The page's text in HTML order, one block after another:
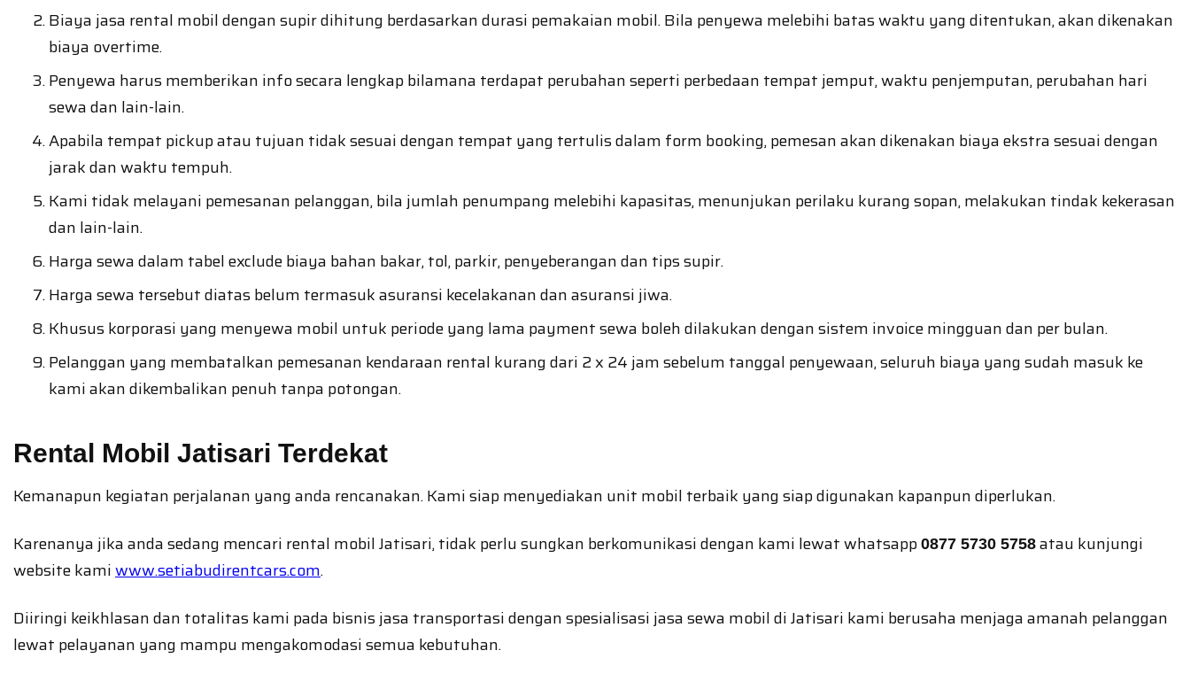
Biaya jasa rental mobil dengan supir dihitung berdasarkan durasi pemakaian mobil. Bila penyewa melebihi batas waktu yang ditentukan, akan dikenakan
biaya overtime.
Penyewa harus memberikan info secara lengkap bilamana terdapat perubahan seperti perbedaan tempat jemput, waktu penjemputan, perubahan hari
sewa dan lain-lain.
Apabila tempat pickup atau tujuan tidak sesuai dengan tempat yang tertulis dalam form booking, pemesan akan dikenakan biaya ekstra sesuai dengan
jarak dan waktu tempuh.
Kami tidak melayani pemesanan pelanggan, bila jumlah penumpang melebihi kapasitas, menunjukan perilaku kurang sopan, melakukan tindak kekerasan
dan lain-lain.
Harga sewa dalam tabel exclude biaya bahan bakar, tol, parkir, penyeberangan dan tips supir.
Harga sewa tersebut diatas belum termasuk asuransi kecelakanan dan asuransi jiwa.
Khusus korporasi yang menyewa mobil untuk periode yang lama payment sewa boleh dilakukan dengan sistem invoice mingguan dan per bulan.
Pelanggan yang membatalkan pemesanan kendaraan rental kurang dari 2 x 24 jam sebelum tanggal penyewaan, seluruh biaya yang sudah masuk ke
kami akan dikembalikan penuh tanpa potongan.
Rental Mobil Jatisari Terdekat
Kemanapun kegiatan perjalanan yang anda rencanakan. Kami siap menyediakan unit mobil terbaik yang siap digunakan kapanpun diperlukan.
Karenanya jika anda sedang mencari rental mobil Jatisari, tidak perlu sungkan berkomunikasi dengan kami lewat whatsapp 0877 5730 5758 atau kunjungi
website kamiwww.setiabudirentcars.com.
Diiringi keikhlasan dan totalitas kami pada bisnis jasa transportasi dengan spesialisasi jasa sewa mobil di Jatisari kami berusaha menjaga amanah pelanggan
lewat pelayanan yang mampu mengakomodasi semua kebutuhan.